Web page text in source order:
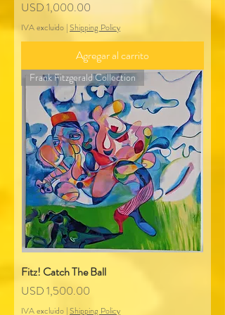
Precio
USD 1,000.00
IVA excluido |Shipping Policy
Agregar al carrito
Frank Fitzgerald Collection
Fitz! Catch The Ball
Precio
USD 1,500.00
IVA excluido |Shipping Policy